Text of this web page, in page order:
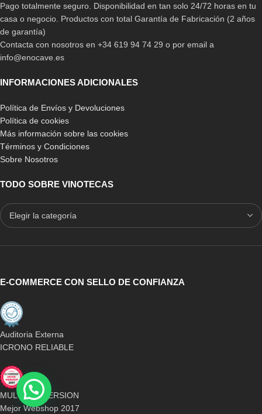
Pago totalmente seguro. Disponibilidad en tan solo 24/72 horas en tu
casa o negocio. Productos con total Garantía de Fabricación (2 años
de garantía)
Contacta con nosotros en +34 619 94 74 29 o por email a
info@enocave.es
INFORMACIONES ADICIONALES
Política de Envíos y Devoluciones
Política de cookies
Más información sobre las cookies
Términos y Condiciones
Sobre Nosotros
TODO SOBRE VINOTECAS
E-COMMERCE CON SELLO DE CONFIANZA
Auditoria Externa
ICRONO RELIABLE
MULTICONVERSION
Mejor Webshop 2017